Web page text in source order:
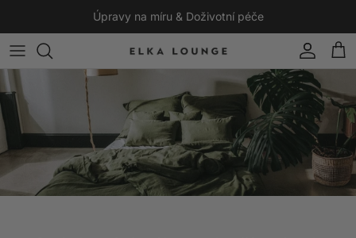
Preskočiť na obsah
Úpravy na míru & Doživotní péče
Účet